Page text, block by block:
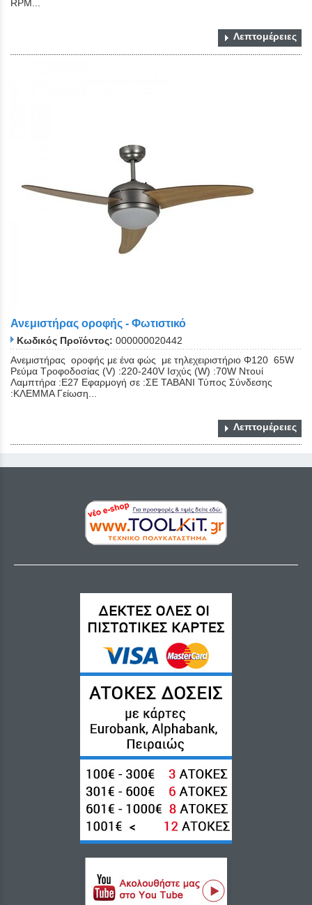
RPM...
Λεπτομέρειες
Ανεμιστήρας οροφής - Φωτιστικό
Κωδικός Προϊόντος: 000000020442
Ανεμιστήρας οροφής με ένα φώς με τηλεχειριστήριο Φ120 65W
Ρεύμα Τροφοδοσίας (V) :220-240V Ισχύς (W) :70W Ντουί
Λαμπτήρα :E27 Εφαρμογή σε :ΣΕ ΤΑΒΑΝΙ Τύπος Σύνδεσης
:ΚΛΕΜΜΑ Γείωση...
Λεπτομέρειες